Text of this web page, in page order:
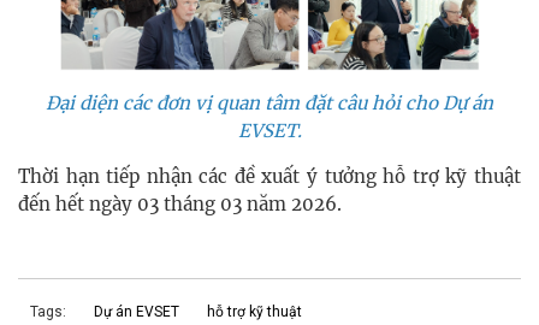
Đại diện các đơn vị quan tâm đặt câu hỏi cho Dự án
EVSET.
Thời hạn tiếp nhận các đề xuất ý tưởng hỗ trợ kỹ thuật
đến hết ngày 03 tháng 03 năm 2026.
Tags: Dự án EVSET hỗ trợ kỹ thuật